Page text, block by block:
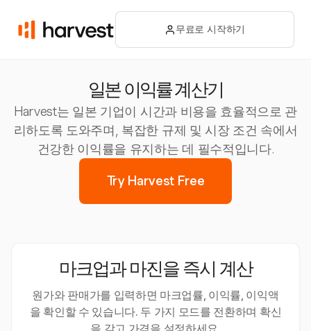
무료로 시작하기
일본 이익률 계산기
Harvest는 일본 기업이 시간과 비용을 효율적으로 관
리하도록 도와주며, 복잡한 규제 및 시장 조건 속에서
건강한 이익률을 유지하는 데 필수적입니다.
Try Harvest Free
마크업과 마진을 즉시 계산
원가와 판매가를 입력하면 마크업률, 이익률, 이익액
을 확인할 수 있습니다. 두 가지 모드를 전환하며 확신